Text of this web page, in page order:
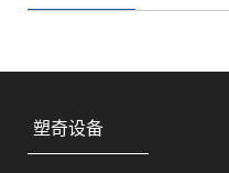
我公司叠螺式污泥脱水机 全
超预期。
塑奇设备